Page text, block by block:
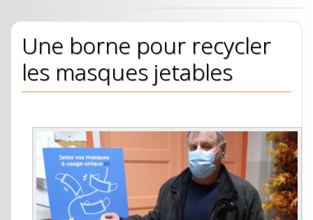
Une borne pour recycler
les masques jetables